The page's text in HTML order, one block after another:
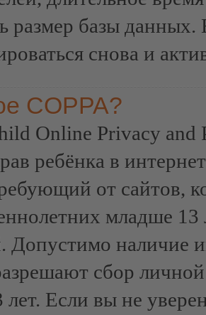
размер базы данных.
снова и
COPPA?
Online Privacy
ребёнка в
от сайтов,
младше 13
Допустимо наличие
сбор
Если вы не